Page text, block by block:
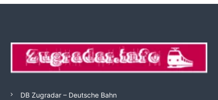
DB Zugradar – Deutsche Bahn